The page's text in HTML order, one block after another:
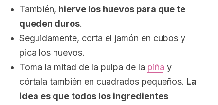
También, hierve los huevos para que te
queden duros.
Seguidamente, corta el jamón en cubos y
pica los huevos.
Toma la mitad de la pulpa de la piña y
córtala también en cuadrados pequeños. La
idea es que todos los ingredientes